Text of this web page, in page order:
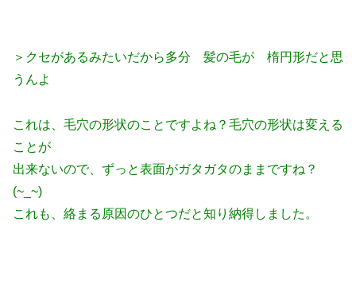
＞クセがあるみたいだから多分 髪の毛が 楕円形だと思
うんよ
これは、毛穴の形状のことですよね？毛穴の形状は変える
ことが
出来ないので、ずっと表面がガタガタのままですね？
(~_~)
これも、絡まる原因のひとつだと知り納得しました。